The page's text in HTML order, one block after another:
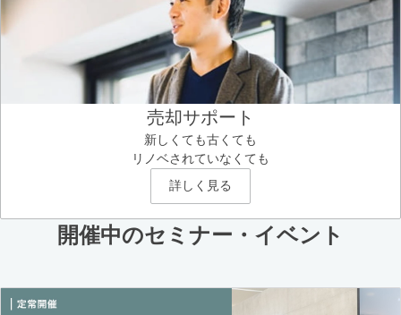
売却サポート
新しくても古くても
リノベされていなくても
詳しく見る
開催中のセミナー・イベント